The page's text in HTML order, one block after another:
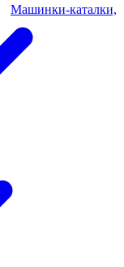
Машинки-каталки,